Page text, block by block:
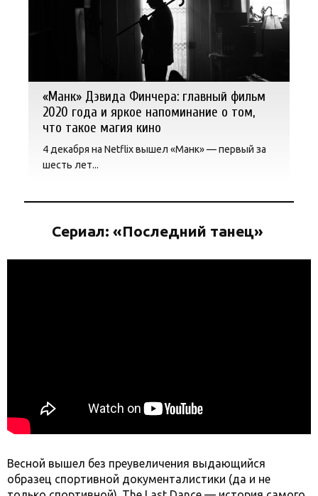
«Манк» Дэвида Финчера: главный фильм
2020 года и яркое напоминание о том,
что такое магия кино
4 декабря на Netflix вышел «Манк» — первый за
шесть лет...
Сериал: «Последний танец»
Весной вышел без преувеличения выдающийся
образец спортивной документалистики (да и не